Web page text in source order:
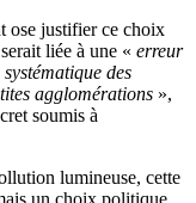
ose justifier ce choix
liée à une « erreur
des
agglomérations »,
soumis à
lumineuse, cette
un choix politique